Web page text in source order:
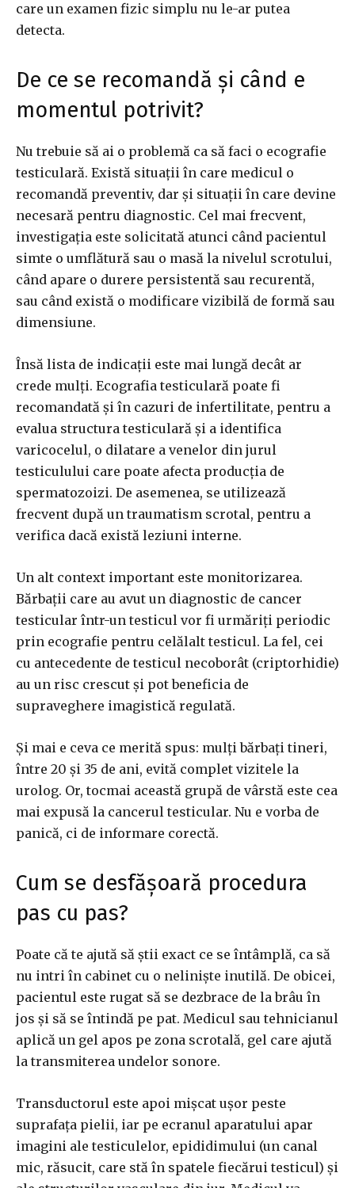
care un examen fizic simplu nu le-ar putea
detecta.
De ce se recomandă și când e
momentul potrivit?
Nu trebuie să ai o problemă ca să faci o ecografie
testiculară. Există situații în care medicul o
recomandă preventiv, dar și situații în care devine
necesară pentru diagnostic. Cel mai frecvent,
investigația este solicitată atunci când pacientul
simte o umflătură sau o masă la nivelul scrotului,
când apare o durere persistentă sau recurentă,
sau când există o modificare vizibilă de formă sau
dimensiune.
Însă lista de indicații este mai lungă decât ar
crede mulți. Ecografia testiculară poate fi
recomandată și în cazuri de infertilitate, pentru a
evalua structura testiculară și a identifica
varicocelul, o dilatare a venelor din jurul
testiculului care poate afecta producția de
spermatozoizi. De asemenea, se utilizează
frecvent după un traumatism scrotal, pentru a
verifica dacă există leziuni interne.
Un alt context important este monitorizarea.
Bărbații care au avut un diagnostic de cancer
testicular într-un testicul vor fi urmăriți periodic
prin ecografie pentru celălalt testicul. La fel, cei
cu antecedente de testicul necoborât (criptorhidie)
au un risc crescut și pot beneficia de
supraveghere imagistică regulată.
Și mai e ceva ce merită spus: mulți bărbați tineri,
între 20 și 35 de ani, evită complet vizitele la
urolog. Or, tocmai această grupă de vârstă este cea
mai expusă la cancerul testicular. Nu e vorba de
panică, ci de informare corectă.
Cum se desfășoară procedura
pas cu pas?
Poate că te ajută să știi exact ce se întâmplă, ca să
nu intri în cabinet cu o neliniște inutilă. De obicei,
pacientul este rugat să se dezbrace de la brâu în
jos și să se întindă pe pat. Medicul sau tehnicianul
aplică un gel apos pe zona scrotală, gel care ajută
la transmiterea undelor sonore.
Transductorul este apoi mișcat ușor peste
suprafața pielii, iar pe ecranul aparatului apar
imagini ale testiculelor, epididimului (un canal
mic, răsucit, care stă în spatele fiecărui testicul) și